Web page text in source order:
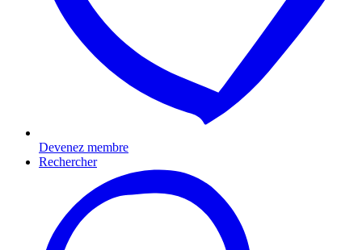
Devenez membre
Rechercher